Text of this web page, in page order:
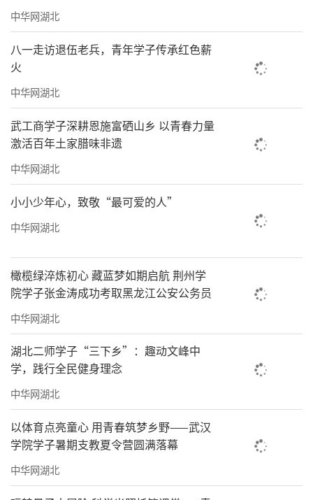
中华网湖北
八一走访退伍老兵，青年学子传承红色薪
火
中华网湖北
武工商学子深耕恩施富硒山乡 以青春力量
激活百年土家腊味非遗
中华网湖北
小小少年心，致敬“最可爱的人”
中华网湖北
橄榄绿淬炼初心 藏蓝梦如期启航 荆州学
院学子张金涛成功考取黑龙江公安公务员
中华网湖北
湖北二师学子“三下乡”：趣动文峰中
学，践行全民健身理念
中华网湖北
以体育点亮童心 用青春筑梦乡野——武汉
学院学子暑期支教夏令营圆满落幕
中华网湖北